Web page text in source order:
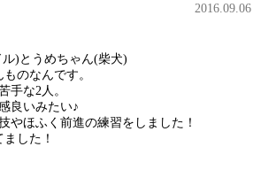
2016.09.06
)とうめちゃん(柴犬)
のなんです。
手な2人。
良いみたい♪
やほふく前進の練習をしました！
した！